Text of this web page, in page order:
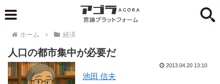
ホーム 経済
人口の都市集中が必要だ
池田 信夫
2013.04.20 13:10